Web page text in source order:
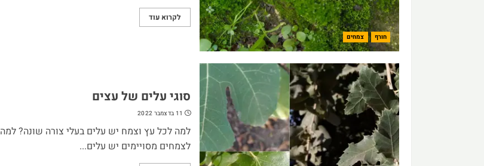
חורף צמחים
לקרוא עוד
סוגי עלים של עצים
11 בדצמבר 2022
למה לכל עץ וצמח יש עלים בעלי צורה שונה? למה
לצמחים מסויימים יש עלים...